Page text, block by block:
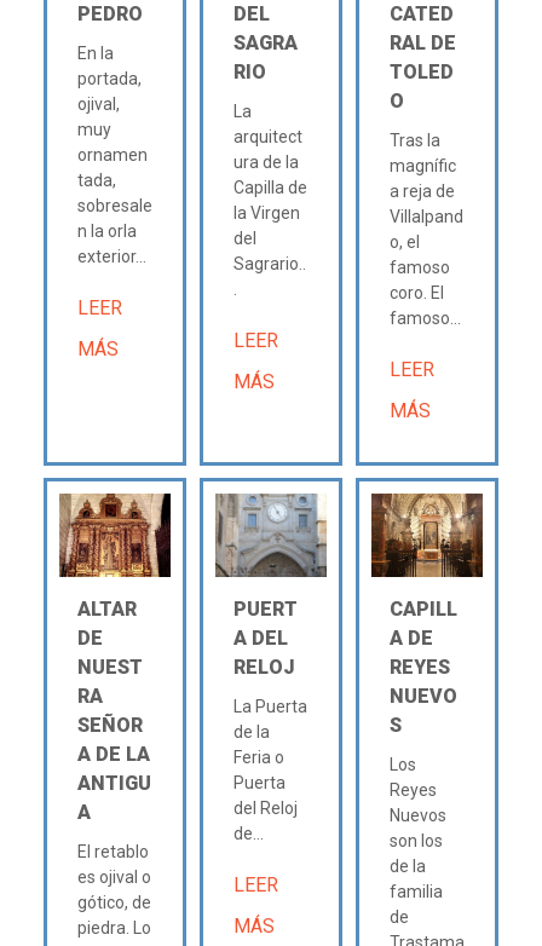
PEDRO
En la
portada,
ojival,
muy
ornamen
tada,
sobresale
n la orla
exterior...
LEER
MÁS
DEL
SAGRA
RIO
La
arquitect
ura de la
Capilla de
la Virgen
del
Sagrario..
LEER
MÁS
CATED
RAL DE
TOLED
O
Tras la
magnífic
a reja de
Villalpand
o, el
famoso
coro. El
famoso...
LEER
MÁS
ALTAR
DE
NUEST
RA
SEÑOR
A DE LA
ANTIGU
A
El retablo
es ojival o
gótico, de
piedra. Lo
PUERT
A DEL
RELOJ
La Puerta
de la
Feria o
Puerta
del Reloj
de...
LEER
MÁS
CAPILL
A DE
REYES
NUEVO
S
Los
Reyes
Nuevos
son los
de la
familia
de
Trastama